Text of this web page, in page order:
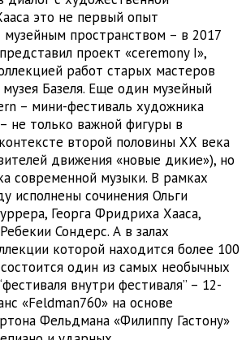
это не первый опыт
музейным пространством – в 2017
проект «ceremony I»,
работ старых мастеров
Базеля. Еще один музейный
– мини-фестиваль художника
не только важной фигуры в
второй половины ХХ века
движения «новые дикие»), но
современной музыки. В рамках
исполнены сочинения Ольги
Георга Фридриха Хааса,
Сондерс. А в залах
которой находится более 100
один из самых необычных
внутри фестиваля” – 12-
«Feldman760» на основе
Фельдмана «Филиппу Гастону»